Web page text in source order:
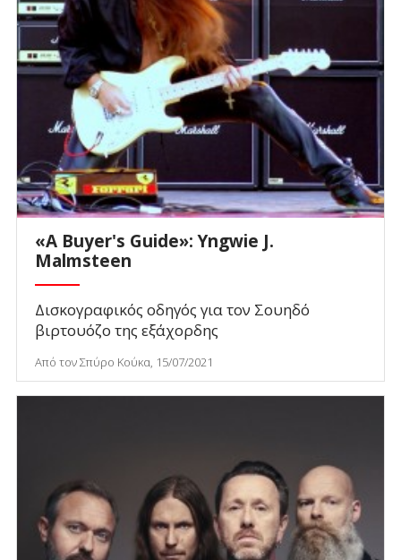
«A Buyer's Guide»: Yngwie J.
Malmsteen
Δισκογραφικός οδηγός για τον Σουηδό
βιρτουόζο της εξάχορδης
Από τον Σπύρο Κούκα, 15/07/2021